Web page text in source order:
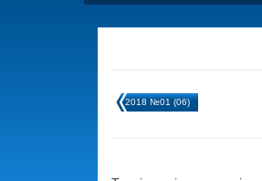
2018 №01 (06)